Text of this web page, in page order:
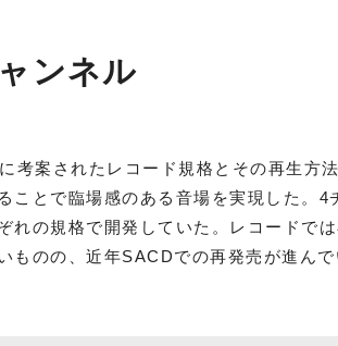
ンネル
考案されたレコード規格とその再生方
ことで臨場感のある音場を実現した。
れの規格で開発していた。レコードで
ものの、近年SACDでの再発売が進んで